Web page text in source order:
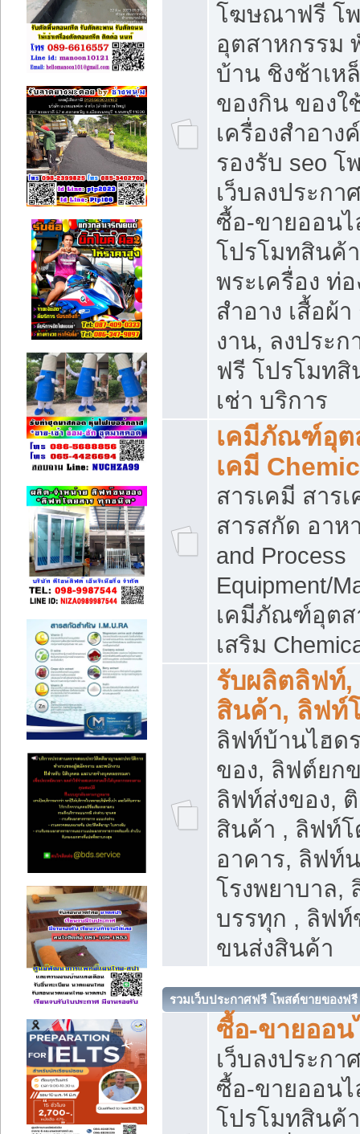
โฆษณาฟรี โ
อุตสาหกรรม
บ้าน ชิงช้าเห
ของกิน ของใ
เครื่องสำอา
รองรับ seo โ
เว็บลงประก
ซื้อ-ขายออน
โปรโมทสินค้
พระเครื่อง ท่อ
สำอาง เสื้อผ้
งาน, ลงประ
ฟรี โปรโมท
เช่า บริการ
เคมีภัณฑ์อุต
เคมี
สารเคมี สาร
สารสกัด อาห
and Process
Equipment/
เคมีภัณฑ์อุตส
เสริม
รับผลิตลิฟท์
สินค้า, ลิฟท์
ลิฟท์บ้านไฮด
ของ, ลิฟต์ยก
ลิฟท์ส่งของ,
สินค้า , ลิฟท์
อาคาร, ลิฟท์
โรงพยาบาล,
บรรทุก , ลิฟ
ขนส่งสินค้า
รวมเว็บประกาศฟรี โพสต์ขายของฟรี
ซื้อ-ขายออน
เว็บลงประก
ซื้อ-ขายออน
โปรโมทสินค้